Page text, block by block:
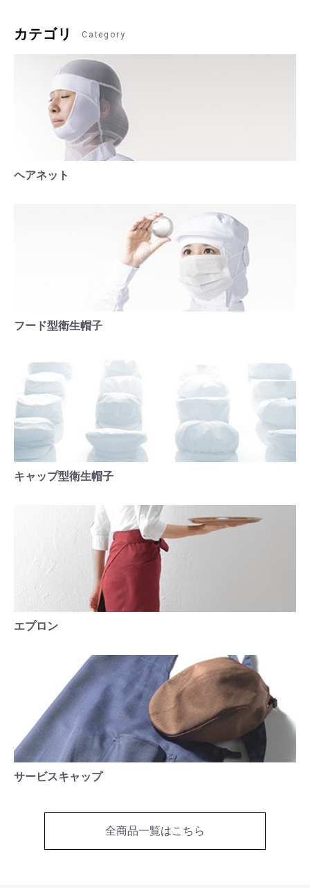
カテゴリ Category
ヘアネット
フード型衛生帽子
キャップ型衛生帽子
エプロン
サービスキャップ
全商品一覧はこちら